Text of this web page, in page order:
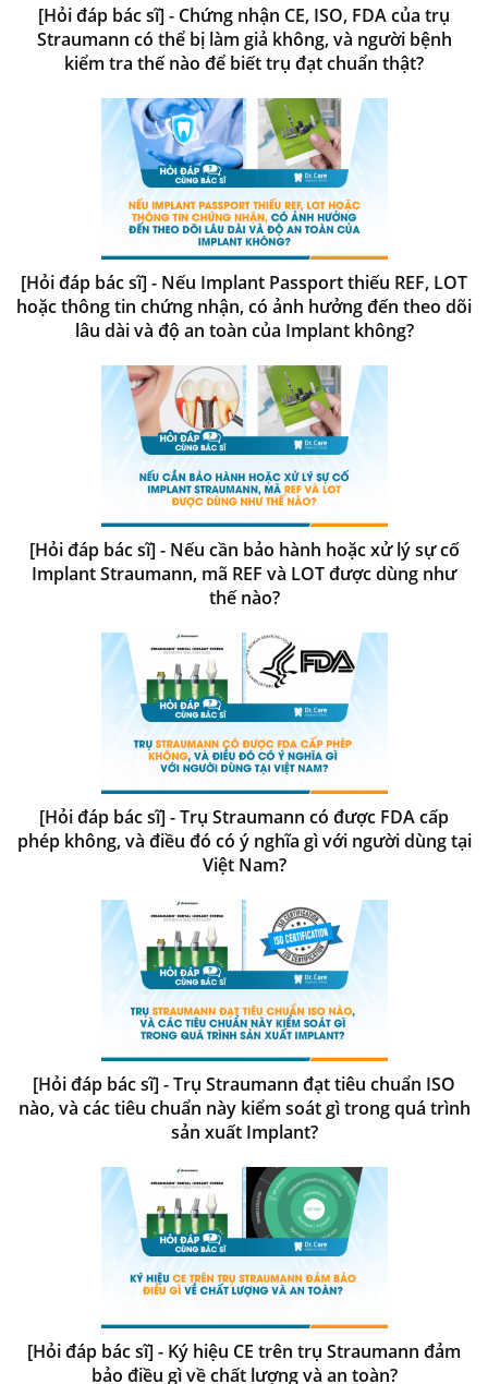
[Hỏi đáp bác sĩ] - Chứng nhận CE, ISO, FDA của trụ
Straumann có thể bị làm giả không, và người bệnh
kiểm tra thế nào để biết trụ đạt chuẩn thật?
[Hỏi đáp bác sĩ] - Nếu Implant Passport thiếu REF, LOT
hoặc thông tin chứng nhận, có ảnh hưởng đến theo dõi
lâu dài và độ an toàn của Implant không?
[Hỏi đáp bác sĩ] - Nếu cần bảo hành hoặc xử lý sự cố
Implant Straumann, mã REF và LOT được dùng như
thế nào?
[Hỏi đáp bác sĩ] - Trụ Straumann có được FDA cấp
phép không, và điều đó có ý nghĩa gì với người dùng tại
Việt Nam?
[Hỏi đáp bác sĩ] - Trụ Straumann đạt tiêu chuẩn ISO
nào, và các tiêu chuẩn này kiểm soát gì trong quá trình
sản xuất Implant?
[Hỏi đáp bác sĩ] - Ký hiệu CE trên trụ Straumann đảm
bảo điều gì về chất lượng và an toàn?